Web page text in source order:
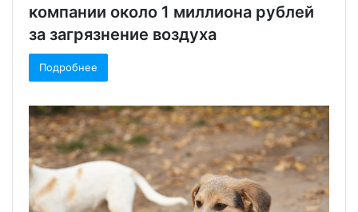
компании около 1 миллиона рублей
за загрязнение воздуха
Подробнее